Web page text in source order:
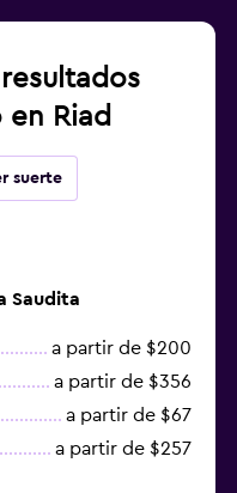
Riad
suerte
Saudita
a partir de $200
a partir de $356
a partir de $67
a partir de $257